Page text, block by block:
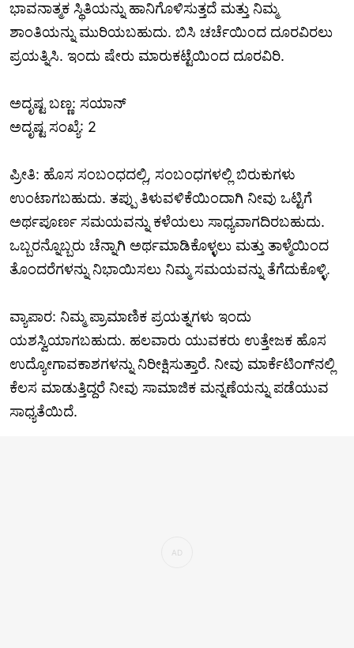
ಭಾವನಾತ್ಮಕ ಸ್ಥಿತಿಯನ್ನು ಹಾನಿಗೊಳಿಸುತ್ತದೆ ಮತ್ತು ನಿಮ್ಮ
ಶಾಂತಿಯನ್ನು ಮುರಿಯಬಹುದು. ಬಿಸಿ ಚರ್ಚೆಯಿಂದ ದೂರವಿರಲು
ಪ್ರಯತ್ನಿಸಿ. ಇಂದು ಷೇರು ಮಾರುಕಟ್ಟೆಯಿಂದ ದೂರವಿರಿ.
ಅದೃಷ್ಟ ಬಣ್ಣ: ಸಯಾನ್
ಅದೃಷ್ಟ ಸಂಖ್ಯೆ: 2
ಪ್ರೀತಿ: ಹೊಸ ಸಂಬಂಧದಲ್ಲಿ, ಸಂಬಂಧಗಳಲ್ಲಿ ಬಿರುಕುಗಳು
ಉಂಟಾಗಬಹುದು. ತಪ್ಪು ತಿಳುವಳಿಕೆಯಿಂದಾಗಿ ನೀವು ಒಟ್ಟಿಗೆ
ಅರ್ಥಪೂರ್ಣ ಸಮಯವನ್ನು ಕಳೆಯಲು ಸಾಧ್ಯವಾಗದಿರಬಹುದು.
ಒಬ್ಬರನ್ನೊಬ್ಬರು ಚೆನ್ನಾಗಿ ಅರ್ಥಮಾಡಿಕೊಳ್ಳಲು ಮತ್ತು ತಾಳ್ಮೆಯಿಂದ
ತೊಂದರೆಗಳನ್ನು ನಿಭಾಯಿಸಲು ನಿಮ್ಮ ಸಮಯವನ್ನು ತೆಗೆದುಕೊಳ್ಳಿ.
ವ್ಯಾಪಾರ: ನಿಮ್ಮ ಪ್ರಾಮಾಣಿಕ ಪ್ರಯತ್ನಗಳು ಇಂದು
ಯಶಸ್ವಿಯಾಗಬಹುದು. ಹಲವಾರು ಯುವಕರು ಉತ್ತೇಜಕ ಹೊಸ
ಉದ್ಯೋಗಾವಕಾಶಗಳನ್ನು ನಿರೀಕ್ಷಿಸುತ್ತಾರೆ. ನೀವು ಮಾರ್ಕೆಟಿಂಗ್‌ನಲ್ಲಿ
ಕೆಲಸ ಮಾಡುತ್ತಿದ್ದರೆ ನೀವು ಸಾಮಾಜಿಕ ಮನ್ನಣೆಯನ್ನು ಪಡೆಯುವ
ಸಾಧ್ಯತೆಯಿದೆ.